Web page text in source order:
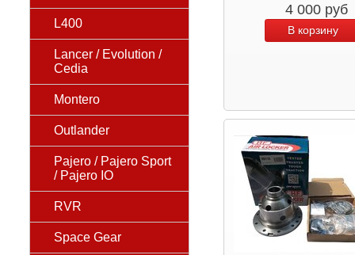
L400
Lancer / Evolution /
Cedia
Montero
Outlander
Pajero / Pajero Sport
/ Pajero IO
RVR
Space Gear
4 000 руб